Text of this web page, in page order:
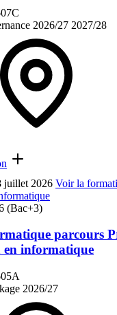
2026/27 2027/28
juillet 2026 Voir la
(Bac+3)
parcours
en informatique
2026/27